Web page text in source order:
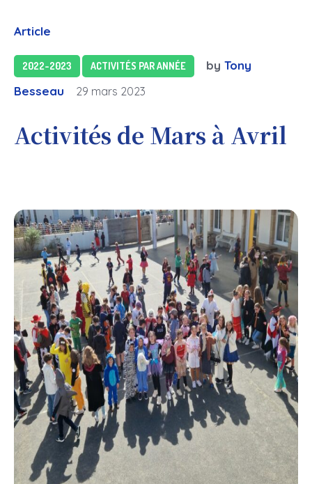
Article
2022-2023 ACTIVITÉS PAR ANNÉE by Tony
Besseau
29 mars 2023
Activités de Mars à Avril